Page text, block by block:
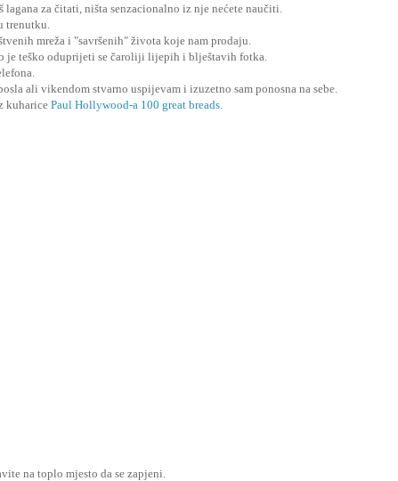
za čitati, ništa senzacionalno iz nje nećete naučiti.
trenutku.
mreža i "savršenih" života koje nam prodaju.
je teško oduprijeti se čaroliji lijepih i blještavih fotka.
ali vikendom stvarno uspijevam i izuzetno sam ponosna na sebe.
kuharice Paul Hollywood-a 100 great breads.
na toplo mjesto da se zapjeni.